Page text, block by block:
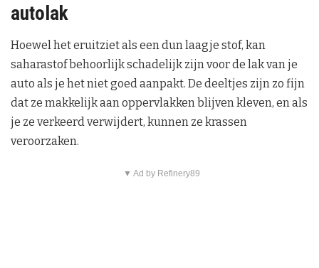
autolak
Hoewel het eruitziet als een dun laagje stof, kan
saharastof behoorlijk schadelijk zijn voor de lak van je
auto als je het niet goed aanpakt. De deeltjes zijn zo fijn
dat ze makkelijk aan oppervlakken blijven kleven, en als
je ze verkeerd verwijdert, kunnen ze krassen
veroorzaken.
▼ Ad by Refinery89